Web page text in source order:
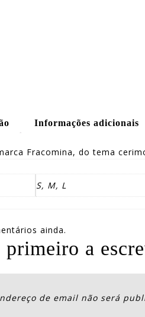
Informações adicionais
Fracomina, do tema
S, M, L
ainda.
primeiro a
de email não será